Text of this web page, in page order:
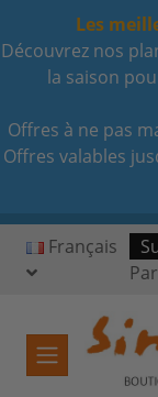
Les
Découvrez nos
la saison
Offres à ne pas
Offres valables
Français